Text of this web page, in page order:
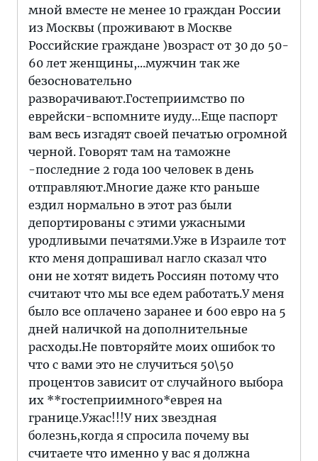
мной вместе не менее 10 граждан России
из Москвы (проживают в Москве
Российские граждане )возраст от 30 до 50-
60 лет женщины,...мужчин так же
безосновательно
разворачивают.Гостеприимство по
еврейски-вспомните иуду…Еще паспорт
вам весь изгадят своей печатью огромной
черной. Говорят там на таможне
-последние 2 года 100 человек в день
отправляют.Многие даже кто раньше
ездил нормально в этот раз были
депортированы с этими ужасными
уродливыми печатями.Уже в Израиле тот
кто меня допрашивал нагло сказал что
они не хотят видеть Россиян потому что
считают что мы все едем работать.У меня
было все оплачено заранее и 600 евро на 5
дней наличкой на дополнительные
расходы.Не повторяйте моих ошибок то
что с вами это не случиться 50\50
процентов зависит от случайного выбора
их **гостеприимного*еврея на
границе.Ужас!!!У них звездная
болезнь,когда я спросила почему вы
считаете что именно у вас я должна